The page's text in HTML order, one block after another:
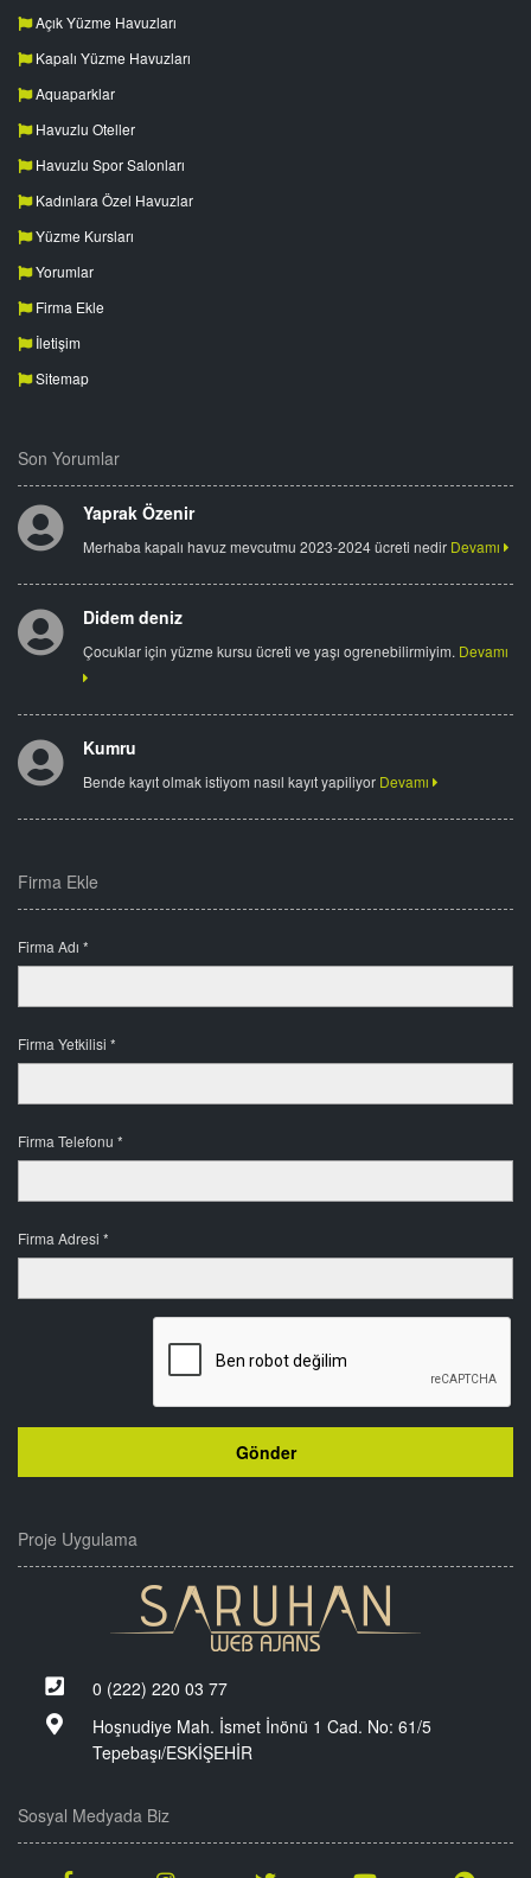
Açık Yüzme Havuzları
Kapalı Yüzme Havuzları
Aquaparklar
Havuzlu Oteller
Havuzlu Spor Salonları
Kadınlara Özel Havuzlar
Yüzme Kursları
Yorumlar
Firma Ekle
İletişim
Sitemap
Son Yorumlar
Yaprak Özenir
Merhaba kapalı havuz mevcutmu 2023-2024 ücreti nedir Devamı
Didem deniz
Çocuklar için yüzme kursu ücreti ve yaşı ogrenebilirmiyim. Devamı
Kumru
Bende kayıt olmak istiyom nasıl kayıt yapiliyor Devamı
Firma Ekle
Firma Adı *
Firma Yetkilisi *
Firma Telefonu *
Firma Adresi *
Proje Uygulama
0 (222) 220 03 77
Hoşnudiye Mah. İsmet İnönü 1 Cad. No: 61/5
Tepebaşı/ESKİŞEHİR
Sosyal Medyada Biz